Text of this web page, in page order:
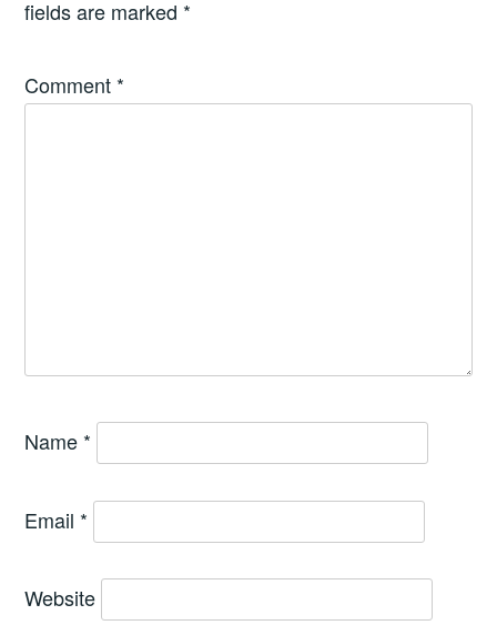
fields are marked *
Comment *
Name *
Email *
Website